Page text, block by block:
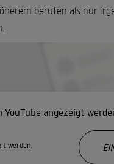
berufen als nur
angezeigt
werden.